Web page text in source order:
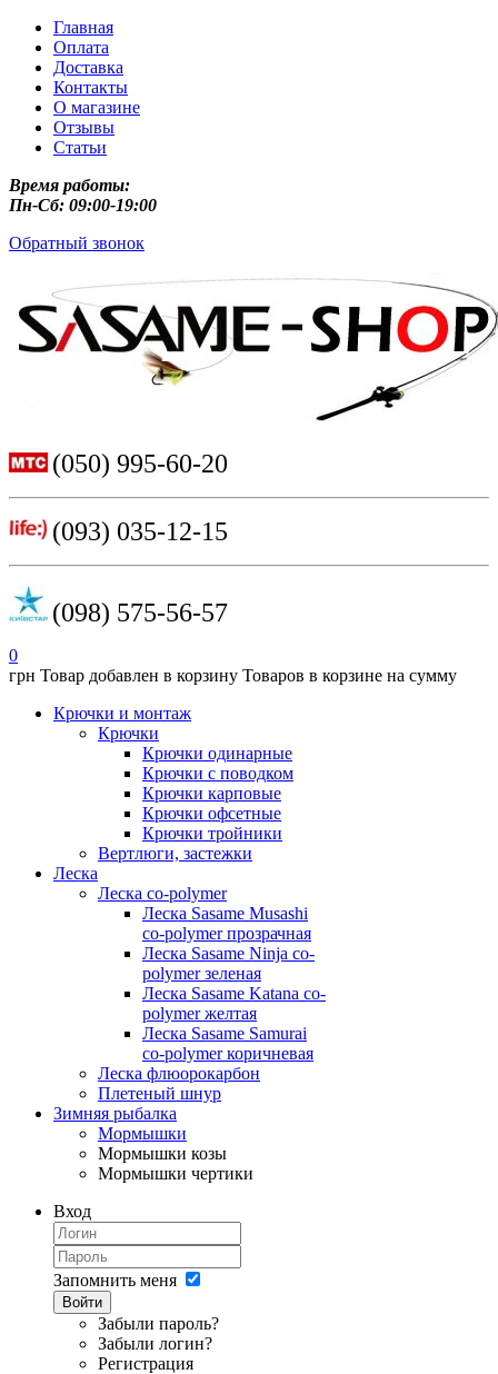
Главная
Оплата
Доставка
Контакты
О магазине
Отзывы
Статьи
Время работы:
Пн-Сб: 09:00-19:00
Обратный звонок
(050) 995-60-20
(093) 035-12-15
(098) 575-56-57
0
грн Товар добавлен в корзину Товаров в корзине на сумму
Крючки и монтаж
Крючки
Крючки одинарные
Крючки с поводком
Крючки карповые
Крючки офсетные
Крючки тройники
Вертлюги, застежки
Леска
Леска co-polymer
Леска Sasame Musashi
co-polymer прозрачная
Леска Sasame Ninja co-
polymer зеленая
Леска Sasame Katana co-
polymer желтая
Леска Sasame Samurai
co-polymer коричневая
Леска флюорокарбон
Плетеный шнур
Зимняя рыбалка
Мормышки
Мормышки козы
Мормышки чертики
Вход
Запомнить меня
Войти
Забыли пароль?
Забыли логин?
Регистрация